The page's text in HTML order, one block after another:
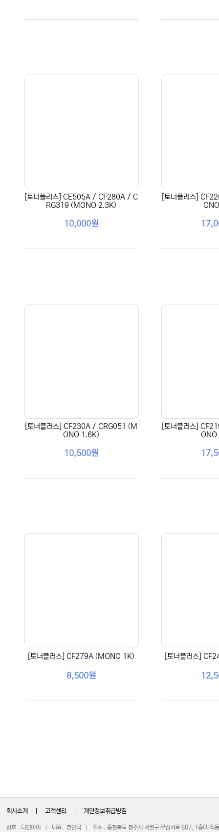
[토너플러스] CE505A / CF280A / C
RG319 (MONO 2.3K)
10,000원
[토너플러스]
[토너플러스] CF230A / CRG051 (M
ONO 1.6K)
10,500원
[토너플러스]
[토너플러스] CF279A (MONO 1K)
8,500원
[토너플러스]
회사소개 고객센터 개인정보취급방침
상호 : 디앤아이 | 대표 : 천인국 | 주소 : 충청북도 청주시 서원구 무심서로 607, 1층(사직